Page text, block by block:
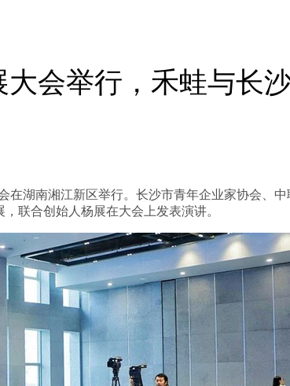
会举行，禾蛙与长
在湖南湘江新区举行。长沙市青年企业家协会、
联合创始人杨展在大会上发表演讲。